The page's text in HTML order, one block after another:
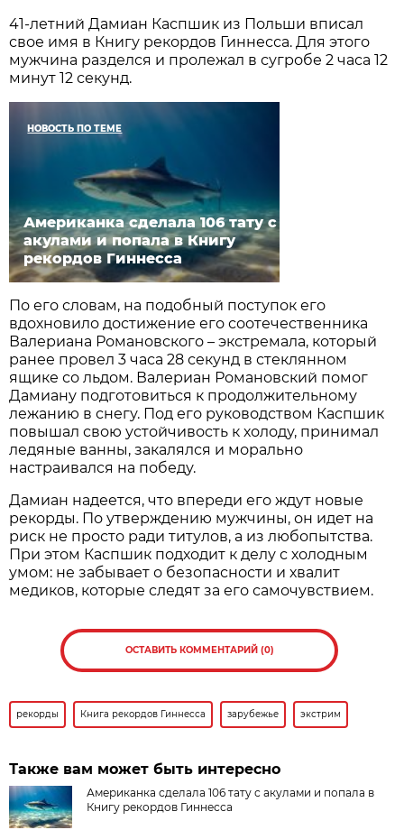
41-летний Дамиан Каспшик из Польши вписал
свое имя в Книгу рекордов Гиннесса. Для этого
мужчина разделся и пролежал в сугробе 2 часа 12
минут 12 секунд.
НОВОСТЬ ПО ТЕМЕ
Американка сделала 106 тату с
акулами и попала в Книгу
рекордов Гиннесса
По его словам, на подобный поступок его
вдохновило достижение его соотечественника
Валериана Романовского – экстремала, который
ранее провел 3 часа 28 секунд в стеклянном
ящике со льдом. Валериан Романовский помог
Дамиану подготовиться к продолжительному
лежанию в снегу. Под его руководством Каспшик
повышал свою устойчивость к холоду, принимал
ледяные ванны, закалялся и морально
настраивался на победу.
Дамиан надеется, что впереди его ждут новые
рекорды. По утверждению мужчины, он идет на
риск не просто ради титулов, а из любопытства.
При этом Каспшик подходит к делу с холодным
умом: не забывает о безопасности и хвалит
медиков, которые следят за его самочувствием.
ОСТАВИТЬ КОММЕНТАРИЙ (0)
рекорды Книга рекордов Гиннесса зарубежье экстрим
Также вам может быть интересно
Американка сделала 106 тату с акулами и попала в
Книгу рекордов Гиннесса